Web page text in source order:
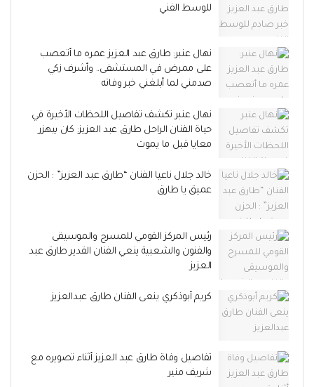
للوسط الفني
نهال عنبر: طارق عبد العزيز عمره ما أتعصب
على ممرض في المستشفى.. وأشرف زكي
صدمني لما أبلغني خبر وفاته
نهال عنبر تكشف تفاصيل اللحظات الأخيرة في
حياة الفنان الراحل طارق عبد العزيز: كان بيهزر
معايا قبل ما يموت
خالد جلال ناعيا الفنان “طارق عبد العزيز” : الحزن
عميق يا طارق
رئيس المركز القومي للمسرح والموسيقى
والفنون والشعبية ينعي الفنان القدير طارق عبد
العزيز
كريم أبوذكري ينعى الفنان طارق عبدالعزيز
تفاصيل وفاة طارق عبد العزيز أثناء تصويره مع
شريف منير